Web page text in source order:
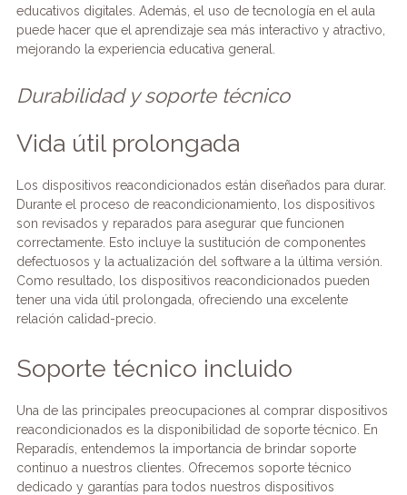
educativos digitales. Además, el uso de tecnología en el aula
puede hacer que el aprendizaje sea más interactivo y atractivo,
mejorando la experiencia educativa general.
Durabilidad y soporte técnico
Vida útil prolongada
Los dispositivos reacondicionados están diseñados para durar.
Durante el proceso de reacondicionamiento, los dispositivos
son revisados y reparados para asegurar que funcionen
correctamente. Esto incluye la sustitución de componentes
defectuosos y la actualización del software a la última versión.
Como resultado, los dispositivos reacondicionados pueden
tener una vida útil prolongada, ofreciendo una excelente
relación calidad-precio.
Soporte técnico incluido
Una de las principales preocupaciones al comprar dispositivos
reacondicionados es la disponibilidad de soporte técnico. En
Reparadís, entendemos la importancia de brindar soporte
continuo a nuestros clientes. Ofrecemos soporte técnico
dedicado y garantías para todos nuestros dispositivos